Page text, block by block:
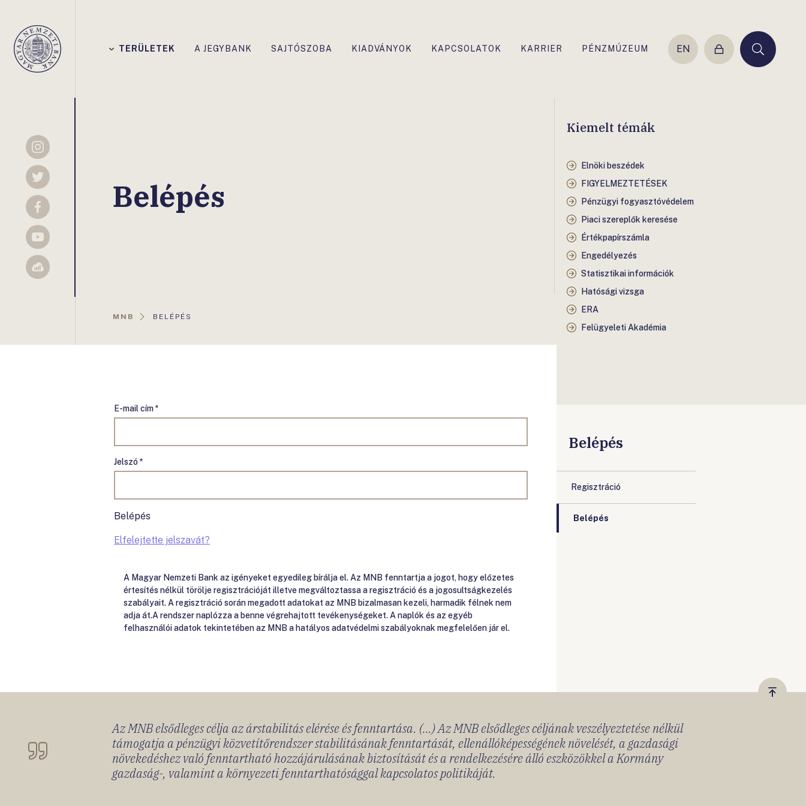
Magyar
Nemzeti
TERÜLETEK A JEGYBANK SAJTÓSZOBA KIADVÁNYOK KAPCSOLATOK KARRIER PÉNZMÚZEUM EN
Belépés Keresés
Instagram
Twitter
Facebook
YouTube
Sellsy
Belépés
MNB
AKTUÁLIS
BELÉPÉS
Kiemelt témák
Elnöki beszédek
FIGYELMEZTETÉSEK
Pénzügyi fogyasztóvédelem
Piaci szereplők keresése
Értékpapírszámla
Engedélyezés
Statisztikai információk
Hatósági vizsga
ERA
Felügyeleti Akadémia
E-mail cím *
Jelszó *
Belépés
Elfelejtette jelszavát?
A Magyar Nemzeti Bank az igényeket egyedileg bírálja el. Az MNB fenntartja a jogot, hogy előzetes
értesítés nélkül törölje regisztrációját illetve megváltoztassa a regisztráció és a jogosultságkezelés
szabályait. A regisztráció során megadott adatokat az MNB bizalmasan kezeli, harmadik félnek nem
adja át.A rendszer naplózza a benne végrehajtott tevékenységeket. A naplók és az egyéb
felhasználói adatok tekintetében az MNB a hatályos adatvédelmi szabályoknak megfelelően jár el.
Belépés
Regisztráció
Belépés
Vissza
Az MNB elsődleges célja az árstabilitás elérése és fenntartása. (...) Az MNB elsődleges céljának veszélyeztetése nélkül
támogatja a pénzügyi közvetítőrendszer stabilitásának fenntartását, ellenállóképességének növelését, a gazdasági
növekedéshez való fenntartható hozzájárulásának biztosítását és a rendelkezésére álló eszközökkel a Kormány
gazdaság-, valamint a környezeti fenntarthatósággal kapcsolatos politikáját.